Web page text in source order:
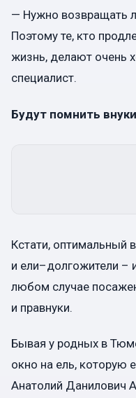
— Нужно возвращать
Поэтому те, кто
жизнь, делают очень
специалист.
Будут помнить
Кстати, оптимальный
и ели–долгожители –
любом случае
и правнуки.
Бывая у родных в
окно на ель, которую
Анатолий Данилович